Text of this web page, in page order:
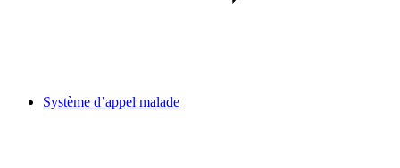
Système d’appel malade